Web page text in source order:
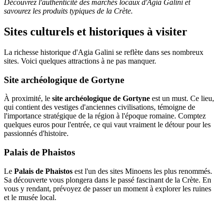
Découvrez l'authenticité des marchés locaux d'Agia Galini et
savourez les produits typiques de la Crète.
Sites culturels et historiques à visiter
La richesse historique d'Agia Galini se reflète dans ses nombreux
sites. Voici quelques attractions à ne pas manquer.
Site archéologique de Gortyne
À proximité, le site archéologique de Gortyne est un must. Ce lieu,
qui contient des vestiges d'anciennes civilisations, témoigne de
l'importance stratégique de la région à l'époque romaine. Comptez
quelques euros pour l'entrée, ce qui vaut vraiment le détour pour les
passionnés d'histoire.
Palais de Phaistos
Le Palais de Phaistos est l'un des sites Minoens les plus renommés.
Sa découverte vous plongera dans le passé fascinant de la Crète. En
vous y rendant, prévoyez de passer un moment à explorer les ruines
et le musée local.